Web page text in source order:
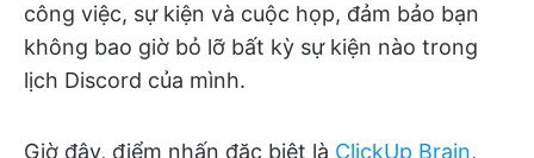
công việc, sự kiện và cuộc họp, đảm bảo bạn
không bao giờ bỏ lỡ bất kỳ sự kiện nào trong
lịch Discord của mình.
Giờ đây, điểm nhấn đặc biệt là ClickUp Brain,